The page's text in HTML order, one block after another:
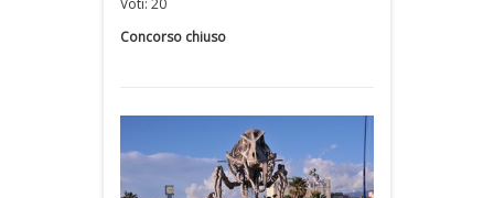
Voti: 20
Concorso chiuso